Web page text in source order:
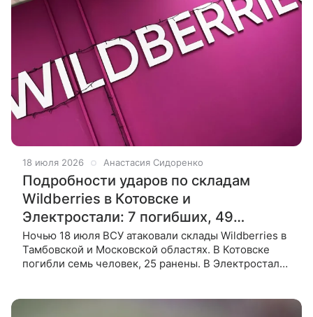
18 июля 2026 Анастасия Сидоренко
Подробности ударов по складам
Wildberries в Котовске и
Электростали: 7 погибших, 49
раненых
Ночью 18 июля ВСУ атаковали склады Wildberries в
Тамбовской и Московской областях. В Котовске
погибли семь человек, 25 ранены. В Электростали